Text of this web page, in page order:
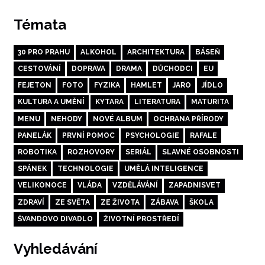
Témata
30 PRO PRAHU ALKOHOL ARCHITEKTURA BÁSEŇ
CESTOVÁNÍ DOPRAVA DRAMA DŮCHODCI EU
FEJETON FOTO FYZIKA HAMLET JARO JÍDLO
KULTURA A UMĚNÍ KYTARA LITERATURA MATURITA
MENU NEHODY NOVÉ ALBUM OCHRANA PŘÍRODY
PANELÁK PRVNÍ POMOC PSYCHOLOGIE RAFALE
ROBOTIKA ROZHOVORY SERIÁL SLAVNÉ OSOBNOSTI
SPÁNEK TECHNOLOGIE UMĚLÁ INTELIGENCE
VELIKONOCE VLÁDA VZDĚLÁVÁNÍ ZAPADNISVET
ZDRAVÍ ZE SVĚTA ZE ŽIVOTA ZÁBAVA ŠKOLA
ŠVANDOVO DIVADLO ŽIVOTNÍ PROSTŘEDÍ
Vyhledávání